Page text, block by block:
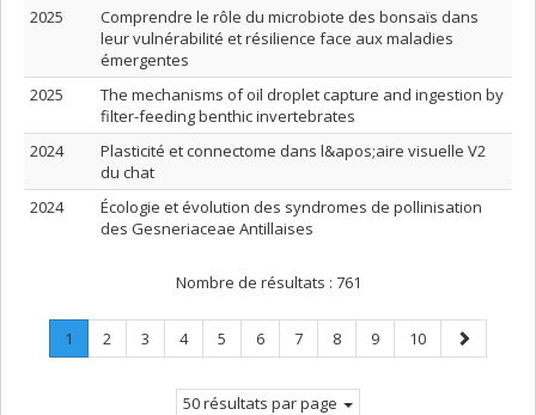
2025
Comprendre le rôle du microbiote des bonsaïs dans
leur vulnérabilité et résilience face aux maladies
émergentes
2025
The mechanisms of oil droplet capture and ingestion by
filter-feeding benthic invertebrates
2024
Plasticité et connectome dans l&apos;aire visuelle V2
du chat
2024
Écologie et évolution des syndromes de pollinisation
des Gesneriaceae Antillaises
Nombre de résultats : 761
Page
1
Page
Page
2 Page
3 Page
4 Page
5 Page
6 Page
7 Page
8 Page
9 Page
10
Page
suivante
50 résultats par page